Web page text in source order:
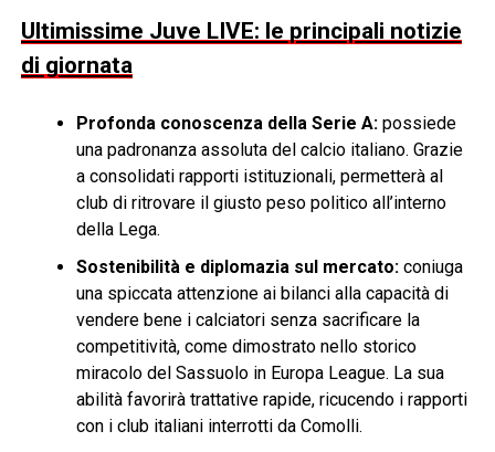
Ultimissime Juve LIVE: le principali notizie
di giornata
Profonda conoscenza della Serie A:possiede
una padronanza assoluta del calcio italiano. Grazie
a consolidati rapporti istituzionali, permetterà al
club di ritrovare il giusto peso politico all’interno
della Lega.
Sostenibilità e diplomazia sul mercato:coniuga
una spiccata attenzione ai bilanci alla capacità di
vendere bene i calciatori senza sacrificare la
competitività, come dimostrato nello storico
miracolo del Sassuolo in Europa League. La sua
abilità favorirà trattative rapide, ricucendo i rapporti
con i club italiani interrotti da Comolli.